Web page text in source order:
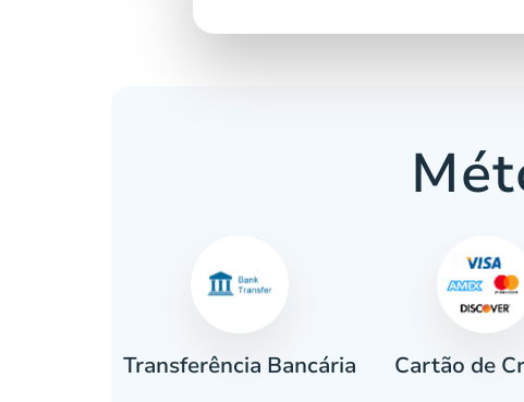
Transferência Bancária Cartão de